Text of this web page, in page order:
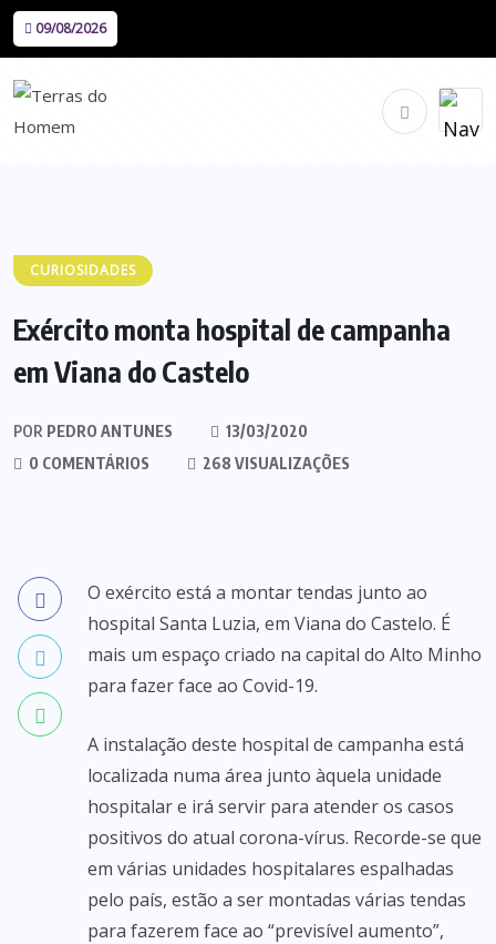
09/08/2026
CURIOSIDADES
Exército monta hospital de campanha
em Viana do Castelo
POR PEDRO ANTUNES
13/03/2020
0 COMENTÁRIOS
268 VISUALIZAÇÕES
O exército está a montar tendas junto ao
hospital Santa Luzia, em Viana do Castelo. É
mais um espaço criado na capital do Alto Minho
para fazer face ao Covid-19.
A instalação deste hospital de campanha está
localizada numa área junto àquela unidade
hospitalar e irá servir para atender os casos
positivos do atual corona-vírus. Recorde-se que
em várias unidades hospitalares espalhadas
pelo país, estão a ser montadas várias tendas
para fazerem face ao “previsível aumento”,